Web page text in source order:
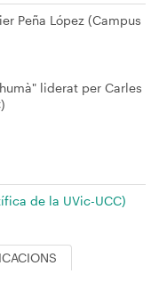
Peña López (Campus
liderat per Carles
de la UVic-UCC)